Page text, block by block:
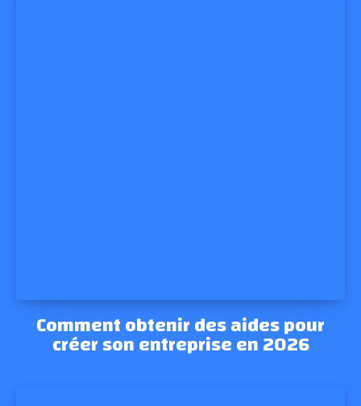
Comment obtenir des aides pour
créer son entreprise en 2026